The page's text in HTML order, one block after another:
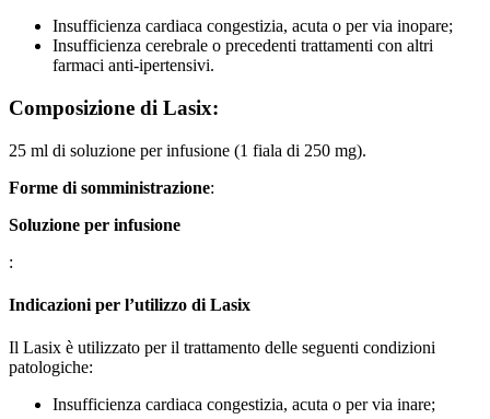
Insufficienza cardiaca congestizia, acuta o per via inopare;
Insufficienza cerebrale o precedenti trattamenti con altri
farmaci anti-ipertensivi.
Composizione di Lasix:
25 ml di soluzione per infusione (1 fiala di 250 mg).
Forme di somministrazione:
Soluzione per infusione
:
Indicazioni per l’utilizzo di Lasix
Il Lasix è utilizzato per il trattamento delle seguenti condizioni
patologiche:
Insufficienza cardiaca congestizia, acuta o per via inare;